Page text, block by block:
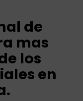
de
mas
los
en